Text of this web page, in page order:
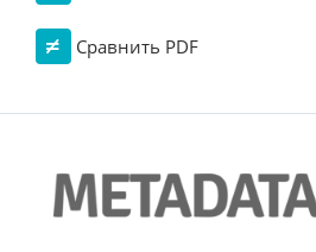
Сравнить PDF